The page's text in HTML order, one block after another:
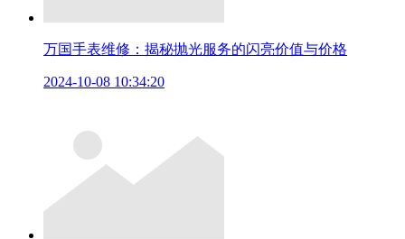
万国手表维修：揭秘抛光服务的闪亮价值与价格
2024-10-08 10:34:20